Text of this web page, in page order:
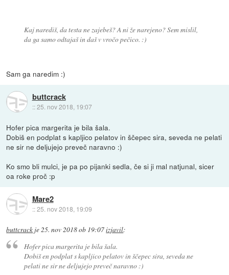
Kaj narediš, da testa ne zajebeš? A ni že narejeno? Sem mislil,
da ga samo odtajaš in daš v vročo pečico. :)
Sam ga naredim :)
buttcrack
::25. nov 2018, 19:07
Hofer pica margerita je bila šala.
Dobiš en podplat s kapljico pelatov in ščepec sira, seveda ne pelati
ne sir ne deljujejo preveč naravno :)
Ko smo bli mulci, je pa po pijanki sedla, če si ji mal natjunal, sicer
oa roke proč :p
Mare2
::25. nov 2018, 19:09
buttcrack je25. nov 2018 ob 19:07izjavil:
Hofer pica margerita je bila šala.
Dobiš en podplat s kapljico pelatov in ščepec sira, seveda ne
pelati ne sir ne deljujejo preveč naravno :)